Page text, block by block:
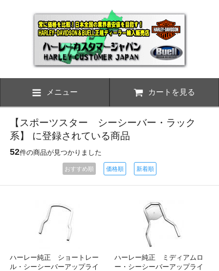
メニュー カートを見る
【スポーツスター シーシーバー・ラック
系】 に登録されている商品
52件の商品が見つかりました
おすすめ順 価格順 新着順
ハーレー純正 ショートレー
ル・シーシーバーアップライ
ハーレー純正 ミディアムロ
ー・シーシーバーアップライ